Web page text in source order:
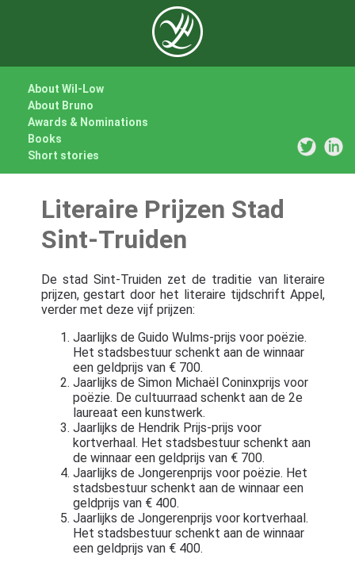
About Wil-Low
About Bruno
Awards & Nominations
Books
Short stories
Literaire Prijzen Stad
Sint-Truiden
De stad Sint-Truiden zet de traditie van literaire
prijzen, gestart door het literaire tijdschrift Appel,
verder met deze vijf prijzen:
Jaarlijks de Guido Wulms-prijs voor poëzie.
Het stadsbestuur schenkt aan de winnaar
een geldprijs van € 700.
Jaarlijks de Simon Michaël Coninxprijs voor
poëzie. De cultuurraad schenkt aan de 2e
laureaat een kunstwerk.
Jaarlijks de Hendrik Prijs-prijs voor
kortverhaal. Het stadsbestuur schenkt aan
de winnaar een geldprijs van € 700.
Jaarlijks de Jongerenprijs voor poëzie. Het
stadsbestuur schenkt aan de winnaar een
geldprijs van € 400.
Jaarlijks de Jongerenprijs voor kortverhaal.
Het stadsbestuur schenkt aan de winnaar
een geldprijs van € 400.